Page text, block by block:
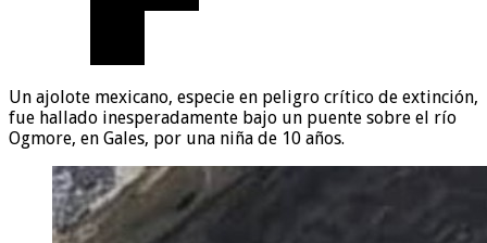
Un ajolote mexicano, especie en peligro crítico de extinción,
fue hallado inesperadamente bajo un puente sobre el río
Ogmore, en Gales, por una niña de 10 años.